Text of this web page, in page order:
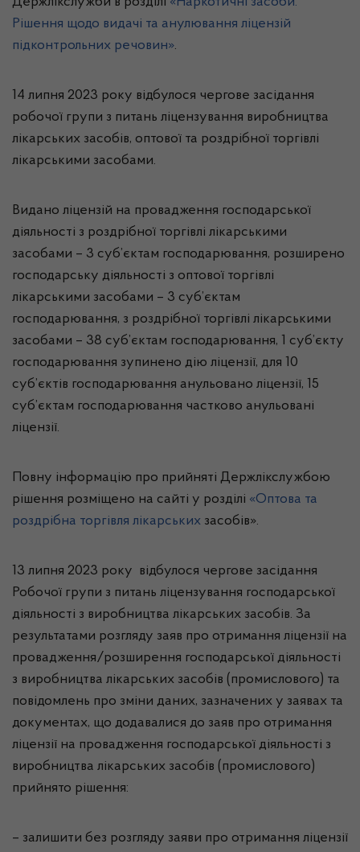
Рішення щодо видачі та анулювання ліцензій
підконтрольних речовин».
14 липня 2023 року відбулося чергове засідання
робочої групи з питань ліцензування виробництва
лікарських засобів, оптової та роздрібної торгівлі
лікарськими засобами.
Видано ліцензій на провадження господарської
діяльності з роздрібної торгівлі лікарськими
засобами – 3 суб’єктам господарювання, розширено
господарську діяльності з оптової торгівлі
лікарськими засобами – 3 суб’єктам
господарювання, з роздрібної торгівлі лікарськими
засобами – 38 суб’єктам господарювання, 1 суб’єкту
господарювання зупинено дію ліцензії, для 10
суб’єктів господарювання анульовано ліцензії, 15
суб’єктам господарювання частково анульовані
ліцензії.
Повну інформацію про прийняті Держлікслужбою
рішення розміщено на сайті у розділі «Оптова та
роздрібна торгівля лікарських засобів».
13 липня 2023 року відбулося чергове засідання
Робочої групи з питань ліцензування господарської
діяльності з виробництва лікарських засобів. За
результатами розгляду заяв про отримання ліцензії на
провадження/розширення господарської діяльності
з виробництва лікарських засобів (промислового) та
повідомлень про зміни даних, зазначених у заявах та
документах, що додавалися до заяв про отримання
ліцензії на провадження господарської діяльності з
виробництва лікарських засобів (промислового)
прийнято рішення:
– залишити без розгляду заяви про отримання ліцензії